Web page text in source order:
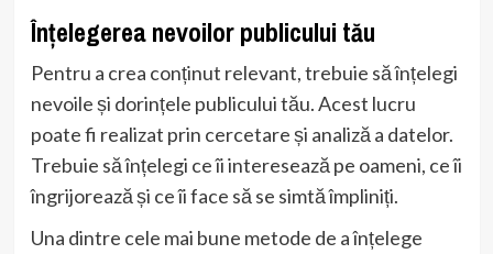
Înțelegerea nevoilor publicului tău
Pentru a crea conținut relevant, trebuie să înțelegi
nevoile și dorințele publicului tău. Acest lucru
poate fi realizat prin cercetare și analiză a datelor.
Trebuie să înțelegi ce îi interesează pe oameni, ce îi
îngrijorează și ce îi face să se simtă împliniți.
Una dintre cele mai bune metode de a înțelege